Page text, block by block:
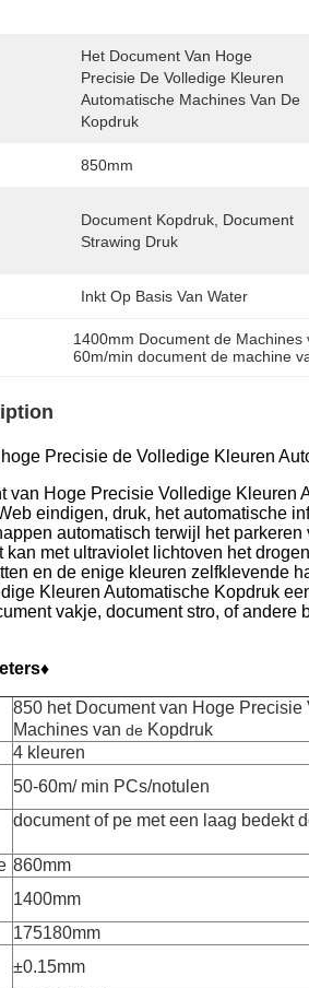
Het Document Van Hoge
Precisie De Volledige Kleuren
Automatische Machines Van De
Kopdruk
850mm
Document Kopdruk, Document
Strawing Druk
Inkt Op Basis Van Water
1400mm Document de Machines
60m/min document de machine
Precisie de Volledige Kleuren
van Hoge Precisie Volledige Kleuren
eindigen, druk, het automatische
automatisch terwijl het
kan met ultraviolet lichtoven het
en de enige kleuren zelfklevende
Kleuren Automatische Kopdruk
vakje, document stro, of
850 het Document van Hoge
Machines van de Kopdruk
4 kleuren
50-60m/ min PCs/notulen
document of pe met een laag bedekt
860mm
1400mm
175180mm
±0.15mm